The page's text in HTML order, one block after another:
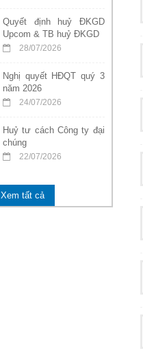
Quyết định huỷ ĐKGD
Upcom & TB huỷ ĐKGD
28/07/2026
Nghị quyết HĐQT quý 3
năm 2026
24/07/2026
Huỷ tư cách Công ty đại
chúng
22/07/2026
Xem tất cả